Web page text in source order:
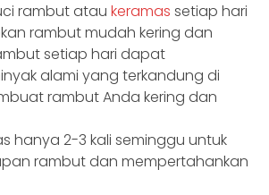
rambut atau keramas setiap hari
rambut mudah kering dan
setiap hari dapat
alami yang terkandung di
rambut Anda kering dan
hanya 2-3 kali seminggu untuk
rambut dan mempertahankan